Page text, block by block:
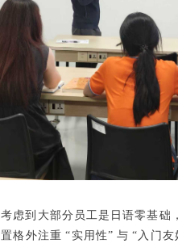
考虑到大部分员工是日语零基础
置格外注重 “实用性” 与 “入门